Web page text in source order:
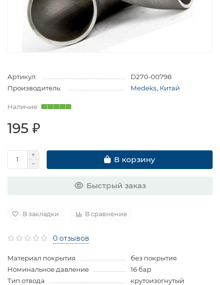
Артикул:
D270-00798
Производитель:
Medeks, Китай
195 ₽
В корзину
Быстрый заказ
В закладки В сравнение
0 отзывов
Материал покрытия
без покрытия
Номинальное давление
16 бар
Тип отвода
крутоизогнутый